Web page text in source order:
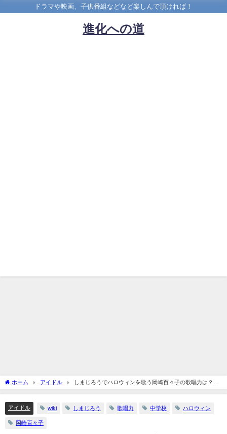
ドラマや映画、子供番組などなど楽しんで頂ければ！
進化への道
ホーム アイドル
しまじろうでハロウィンを歌う岡崎百々子の歌唱力は？
wikiや中学校は？
アイドル wiki しまじろう 歌唱力 中学校 ハロウィン
岡崎百々子